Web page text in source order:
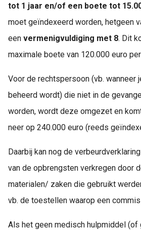
tot 1 jaar en/of een boete tot
moet geïndexeerd worden, hetgeen
een vermenigvuldiging met 8. Dit
maximale boete van 120.000 euro
Voor de rechtspersoon (vb. wanneer
beheerd wordt) die niet in de
worden, wordt deze omgezet en
neer op 240.000 euro (reeds
Daarbij kan nog de
van de opbrengsten verkregen door
materialen/ zaken die gebruikt
vb. de toestellen waarop een
Als het geen medisch hulpmiddel